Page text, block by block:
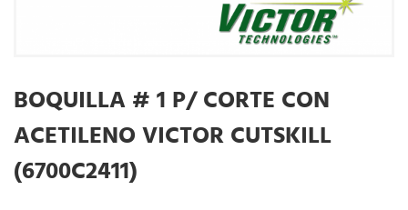
BOQUILLA # 1 P/ CORTE CON
ACETILENO VICTOR CUTSKILL
(6700C2411)